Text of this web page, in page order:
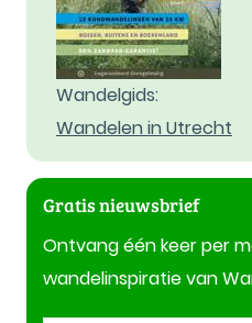
Wandelgids:
Wandelen in Utrecht
Gratis nieuwsbrief
Ontvang één keer per
wandelinspiratie van